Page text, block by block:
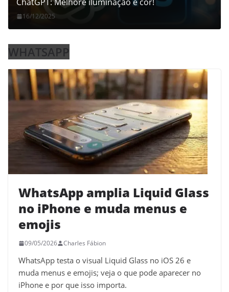
16/12/2025
WHATSAPP
WhatsApp amplia Liquid Glass
no iPhone e muda menus e
emojis
09/05/2026 Charles Fábion
WhatsApp testa o visual Liquid Glass no iOS 26 e
muda menus e emojis; veja o que pode aparecer no
iPhone e por que isso importa.